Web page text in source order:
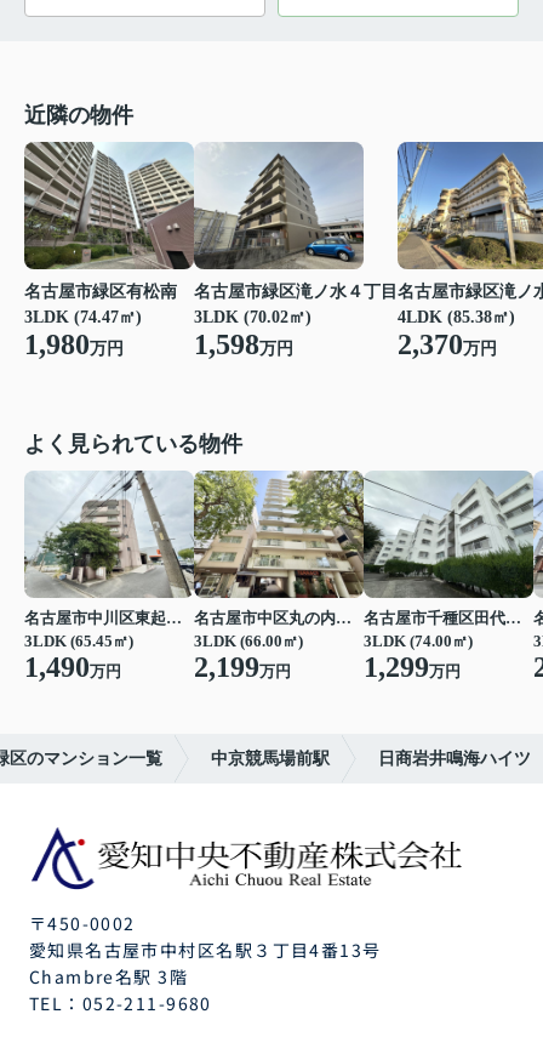
近隣の物件
名古屋市緑区有松南
3LDK (74.47㎡)
1,980万円
名古屋市緑区滝ノ水４丁目
3LDK (70.02㎡)
1,598万円
名古屋市緑区滝ノ
4LDK (85.38㎡)
2,370万円
よく見られている物件
名古屋市中川区東起町２丁目
3LDK (65.45㎡)
1,490万円
名古屋市中区丸の内３丁目
3LDK (66.00㎡)
2,199万円
名古屋市千種区田代町字四観音道西
3LDK (74.00㎡)
1,299万円
区のマンション一覧 中京競馬場前駅 日商岩井鳴海ハイツ
〒450-0002
愛知県名古屋市中村区名駅３丁目4番13号
Chambre名駅 3階
TEL： 052-211-9680